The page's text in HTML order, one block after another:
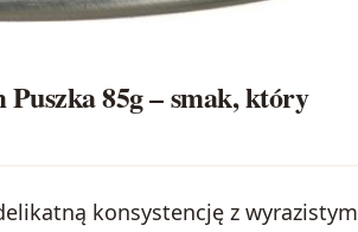
85g – smak, który
konsystencję z wyrazistym